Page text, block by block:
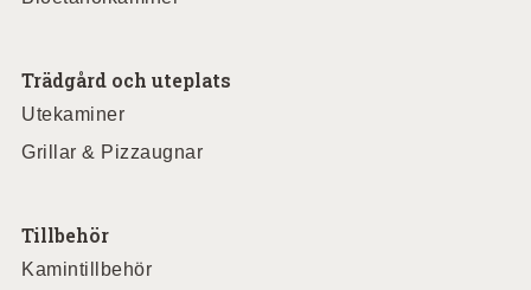
Trädgård och uteplats
Utekaminer
Grillar & Pizzaugnar
Tillbehör
Kamintillbehör